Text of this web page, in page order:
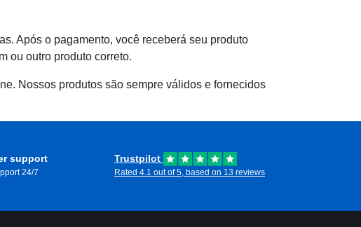
Após o pagamento, você receberá seu produto
ou outro produto correto.
Nossos produtos são sempre válidos e fornecidos
support
24/7
Trustpilot
Rated 4.1 out of 5, based on 13 reviews